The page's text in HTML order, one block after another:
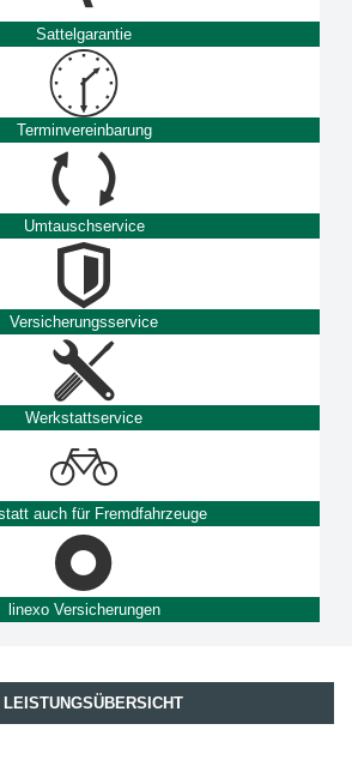
Sattelgarantie
Terminvereinbarung
Umtauschservice
Versicherungsservice
Werkstattservice
auch für Fremdfahrzeuge
linexo Versicherungen
LEISTUNGSÜBERSICHT